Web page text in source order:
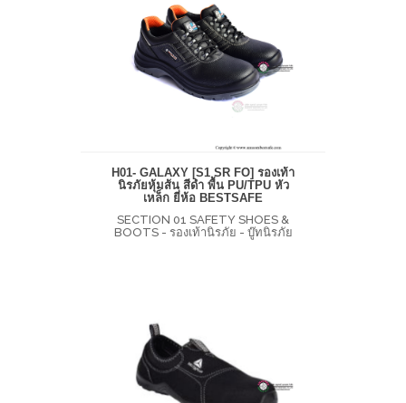
H01- GALAXY [S1 SR FO] รองเท้า
นิรภัยหุ้มส้น สีดำ พื้น PU/TPU หัว
เหล็ก ยี่ห้อ BESTSAFE
SECTION 01 SAFETY SHOES &
BOOTS - รองเท้านิรภัย - บู๊ทนิรภัย